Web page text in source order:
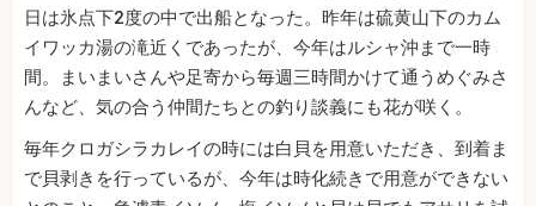
日は氷点下2度の中で出船となった。昨年は硫黄山下のカム
イワッカ湯の滝近くであったが、今年はルシャ沖まで一時
間。まいまいさんや足寄から毎週三時間かけて通うめぐみさ
んなど、気の合う仲間たちとの釣り談義にも花が咲く。
毎年クロガシラカレイの時には白貝を用意いただき、到着ま
で貝剥きを行っているが、今年は時化続きで用意ができない